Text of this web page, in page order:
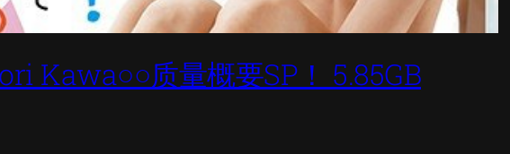
Kawa○○质量概要SP！ 5.85GB